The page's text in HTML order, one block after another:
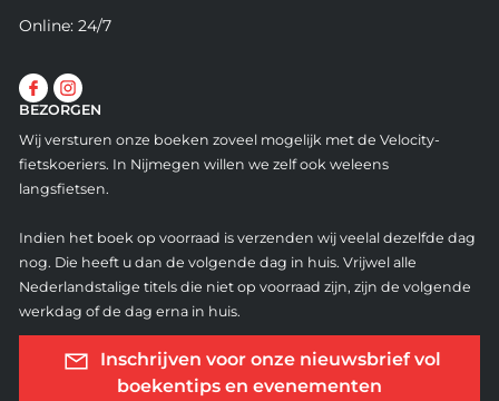
Online: 24/7
BEZORGEN
Wij versturen onze boeken zoveel mogelijk met de Velocity-
fietskoeriers. In Nijmegen willen we zelf ook weleens
langsfietsen.
Indien het boek op voorraad is verzenden wij veelal dezelfde dag
nog. Die heeft u dan de volgende dag in huis. Vrijwel alle
Nederlandstalige titels die niet op voorraad zijn, zijn de volgende
werkdag of de dag erna in huis.
Inschrijven voor onze nieuwsbrief vol
boekentips en evenementen